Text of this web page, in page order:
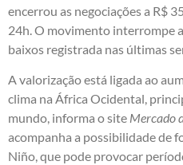
encerrou as negociações a R$
24h. O movimento interrompe
baixos registrada nas últimas
A valorização está ligada ao
clima na África Ocidental,
mundo, informa o site Mercado
acompanha a possibilidade de
Niño, que pode provocar